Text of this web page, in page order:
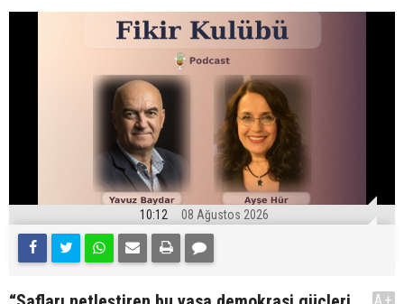
10:12 08 Ağustos 2026
A+